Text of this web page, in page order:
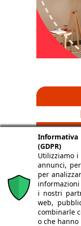
Acciaio
Alluminio
Bambù
Cemento
Ceramica
Informativa
(GDPR)
Utilizziamo i
annunci,
per
i nostri
web,
combinarle
o che